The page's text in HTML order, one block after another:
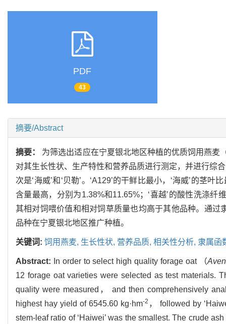
PDF
43
摘要/Abstract
摘要： 为筛选出适应在宁夏银北地区种植的优质饲用燕麦
对其生长性状、生产特性和营养品质进行测定，并进行综
次是‘海威’和‘贝勒’。‘A129’的干鲜比最小，‘海威’的茎
含量最高，分别为1.38%和11.65%；‘喜越’的酸性洗涤
其相对饲喂价值和相对饲草质量也均高于其他品种。通过
品种在宁夏银北地区推广种植。
关键词: 饲用燕麦, 生长性状, 营养品质, 相关性分析, 隶属函
Abstract: In order to select high quality forage oat （
12 forage oat varieties were selected as test materials.
quality were measured， and then comprehensively
highest hay yield of 6545.60 kg·hm-2 ， followed by
stem-leaf ratio of ‘Haiwei’ was the smallest. The crude